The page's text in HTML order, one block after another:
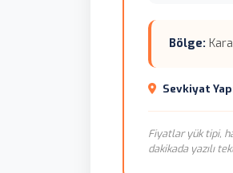
Bölge:
Sevkiyat
Fiyatlar yük tipi,
dakikada yazılı